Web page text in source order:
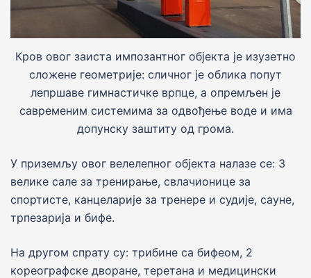
Кров овог заиста импозантног обjекта jе изузетно
сложене геометрије: сличног jе облика попут
лепршаве гимнастичке врпце, а опремљен jе
савременим системима за одвођење воде и има
допунску заштиту од грома.
У приземљу овог велелепног објекта налазе се: 3
велике сале за тренирање, свлачионице за
спортисте, канцелариjе за тренере и судиjе, сауне,
трпезарија и бифе.
На другом спрату су: трибине са бифеом, 2
кореографске дворане, теретана и медицински